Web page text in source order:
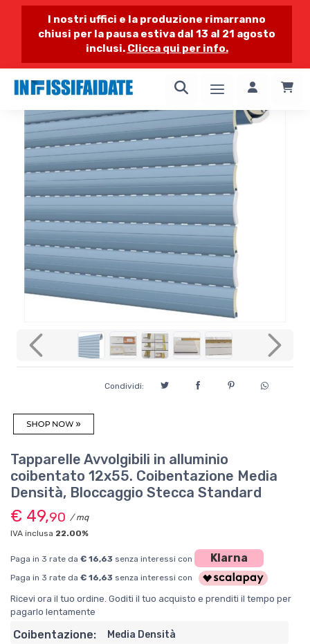
I nostri uffici e la produzione rimarranno
chiusi per la pausa estiva dal 13 al 21 agosto
inclusi. Clicca qui per info.
Previous Next
Condividi:
Tapparelle Avvolgibili in alluminio
coibentato 12x55. Coibentazione Media
Densità, Bloccaggio Stecca Standard
€ 49,90 / mq
IVA inclusa 22.00%
Paga in 3 rate da € 16,63 senza interessi con Klarna
Paga in 3 rate da € 16,63 senza interessi con
Ricevi ora il tuo ordine. Goditi il tuo acquisto e prenditi il tempo per
pagarlo lentamente
Coibentazione: Media Densità